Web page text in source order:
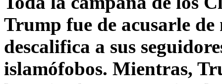
Trump fue de acusarle
descalifica a sus
islamófobos. Mientras,